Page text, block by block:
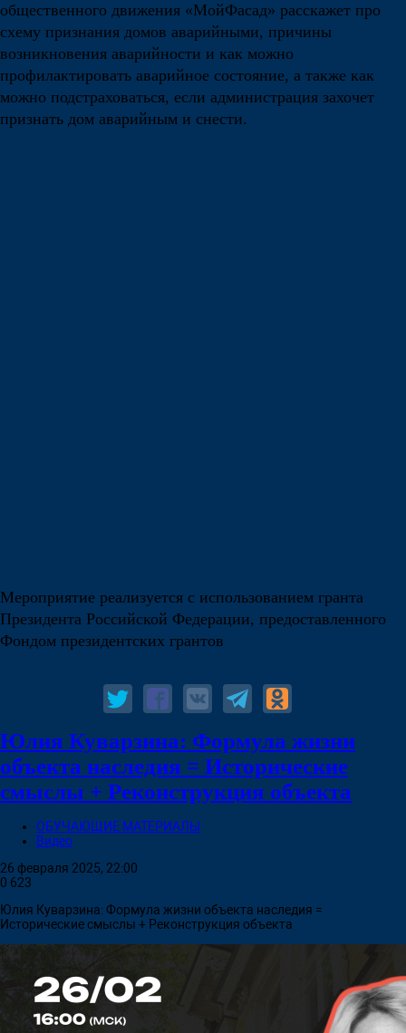
общественного движения «МойФасад» расскажет про
схему признания домов аварийными, причины
возникновения аварийности и как можно
профилактировать аварийное состояние, а также как
можно подстраховаться, если администрация захочет
признать дом аварийным и снести.
Мероприятие реализуется с использованием гранта
Президента Российской Федерации, предоставленного
Фондом президентских грантов
Юлия Куварзина: Формула жизни
объекта наследия = Исторические
смыслы + Реконструкция объекта
ОБУЧАЮЩИЕ МАТЕРИАЛЫ
Видео
26 февраля 2025, 22:00
0 623
Юлия Куварзина: Формула жизни объекта наследия =
Исторические смыслы + Реконструкция объекта